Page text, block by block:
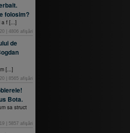
folosim?
a f [...]
4806 afişări
de
[...]
8565 afişări
Bota.
sa struct
5857 afişări